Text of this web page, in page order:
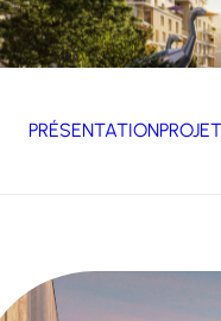
PRÉSENTATION